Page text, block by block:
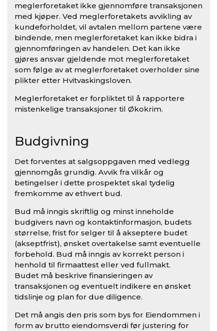
meglerforetaket ikke gjennomføre transaksjonen
med kjøper. Ved meglerforetakets avvikling av
kundeforholdet, vil avtalen mellom partene være
bindende, men meglerforetaket kan ikke bidra i
gjennomføringen av handelen. Det kan ikke
gjøres ansvar gjeldende mot meglerforetaket
som følge av at meglerforetaket overholder sine
plikter etter Hvitvaskingsloven.
Meglerforetaket er forpliktet til å rapportere
mistenkelige transaksjoner til Økokrim.
Budgivning
Det forventes at salgsoppgaven med vedlegg
gjennomgås grundig. Avvik fra vilkår og
betingelser i dette prospektet skal tydelig
fremkomme av ethvert bud.
Bud må inngis skriftlig og minst inneholde
budgivers navn og kontaktinformasjon, budets
størrelse, frist for selger til å akseptere budet
(akseptfrist), ønsket overtakelse samt eventuelle
forbehold. Bud må inngis av korrekt person i
henhold til firmaattest eller ved fullmakt.
Budet må beskrive finansieringen av
transaksjonen og eventuelt indikere en ønsket
tidslinje og plan for due diligence.
Det må angis den pris som bys for Eiendommen i
form av brutto eiendomsverdi før justering for